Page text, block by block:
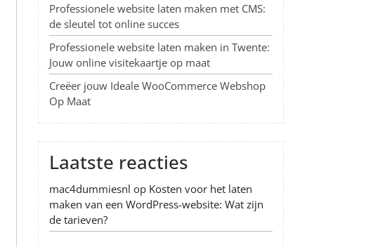
Professionele website laten maken met CMS:
de sleutel tot online succes
Professionele website laten maken in Twente:
Jouw online visitekaartje op maat
Creëer jouw Ideale WooCommerce Webshop
Op Maat
Laatste reacties
mac4dummiesnl op Kosten voor het laten
maken van een WordPress-website: Wat zijn
de tarieven?